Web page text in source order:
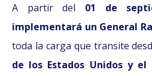
A partir del 01 de
implementará un General
toda la carga que transite
de los Estados Unidos y